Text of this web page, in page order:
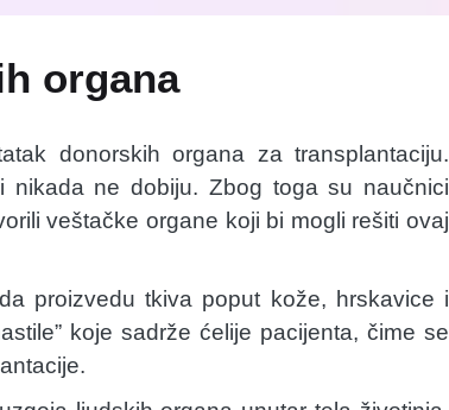
organa
donorskih organa za transplantaciju.
nikada ne dobiju. Zbog toga su naučnici
veštačke organe koji bi mogli rešiti ovaj
proizvedu tkiva poput kože, hrskavice i
koje sadrže ćelije pacijenta, čime se